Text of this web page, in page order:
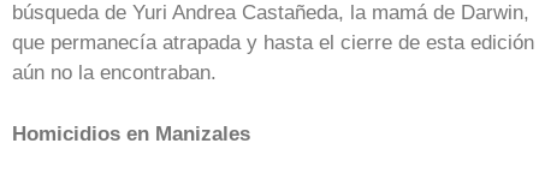
búsqueda de Yuri Andrea Castañeda, la mamá de Darwin,
que permanecía atrapada y hasta el cierre de esta edición
aún no la encontraban.
Homicidios en Manizales